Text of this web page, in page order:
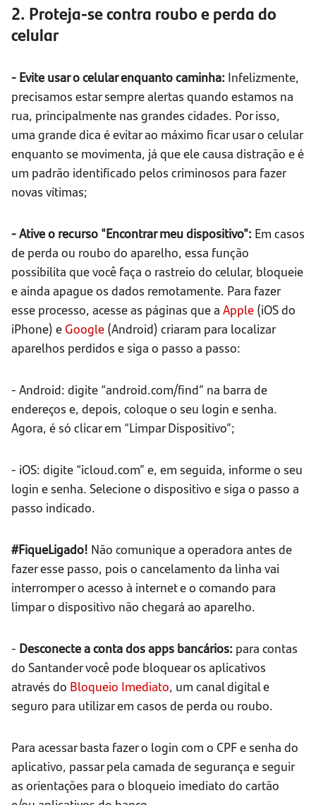
2. Proteja-se contra roubo e perda do
celular
- Evite usar o celular enquanto caminha: Infelizmente,
precisamos estar sempre alertas quando estamos na
rua, principalmente nas grandes cidades. Por isso,
uma grande dica é evitar ao máximo ficar usar o celular
enquanto se movimenta, já que ele causa distração e é
um padrão identificado pelos criminosos para fazer
novas vítimas;
- Ative o recurso "Encontrar meu dispositivo": Em casos
de perda ou roubo do aparelho, essa função
possibilita que você faça o rastreio do celular, bloqueie
e ainda apague os dados remotamente. Para fazer
esse processo, acesse as páginas que a Apple (iOS do
iPhone) eGoogle (Android) criaram para localizar
aparelhos perdidos e siga o passo a passo:
- Android: digite “android.com/find” na barra de
endereços e, depois, coloque o seu login e senha.
Agora, é só clicar em “Limpar Dispositivo”;
- iOS: digite “icloud.com” e, em seguida, informe o seu
login e senha. Selecione o dispositivo e siga o passo a
passo indicado.
#FiqueLigado! Não comunique a operadora antes de
fazer esse passo, pois o cancelamento da linha vai
interromper o acesso à internet e o comando para
limpar o dispositivo não chegará ao aparelho.
- Desconecte a conta dos apps bancários: para contas
do Santander você pode bloquear os aplicativos
através do Bloqueio Imediato, um canal digital e
seguro para utilizar em casos de perda ou roubo.
Para acessar basta fazer o login com o CPF e senha do
aplicativo, passar pela camada de segurança e seguir
as orientações para o bloqueio imediato do cartão